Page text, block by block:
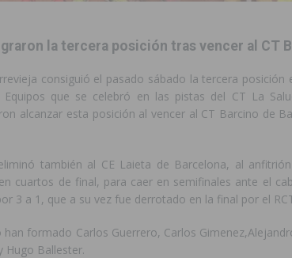
de emoción, tradición y celebración
con nuevos convenios de colaboración MONTESINOS
la tercera posición tras vencer al CT
consiguió el pasado sábado la tercera posición
Equipos que se celebró en las pistas del CT La
alcanzar esta posición al vencer al CT Barcino de
también al CE Laieta de Barcelona, al
cuartos de final, para caer en semifinales ante el
3 a 1, que a su vez fue derrotado en la final por el
han formado Carlos Guerrero, Carlos
Hugo Ballester.